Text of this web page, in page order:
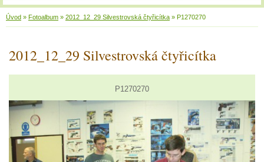
Úvod » Fotoalbum » 2012_12_29 Silvestrovská čtyřicítka » P1270270
2012_12_29 Silvestrovská čtyřicítka
P1270270